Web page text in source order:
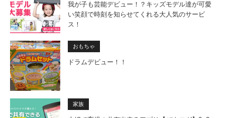
我が子も芸能デビュー！？キッズモデル達が可愛
い笑顔で時刻を知らせてくれる大人気のサービ
ス！
おもちゃ
ドラムデビュー！！
家族